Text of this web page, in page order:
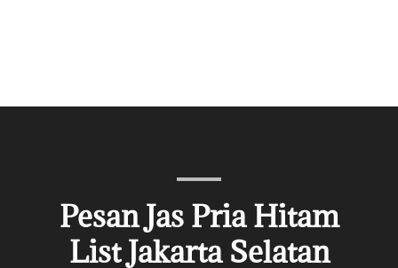
Pesan Jas Pria Hitam
List Jakarta Selatan